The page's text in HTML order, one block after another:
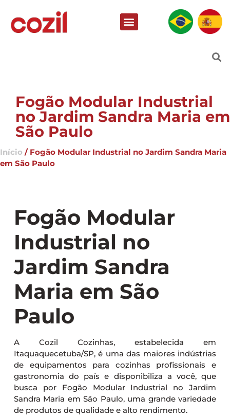
Fogão Modular Industrial
no Jardim Sandra Maria em
São Paulo
Início / Fogão Modular Industrial no Jardim Sandra Maria
em São Paulo
Fogão Modular
Industrial no
Jardim Sandra
Maria em São
Paulo
A Cozil Cozinhas, estabelecida em
Itaquaquecetuba/SP, é uma das maiores indústrias
de equipamentos para cozinhas profissionais e
gastronomia do país e disponibiliza a você, que
busca por Fogão Modular Industrial no Jardim
Sandra Maria em São Paulo, uma grande variedade
de produtos de qualidade e alto rendimento.